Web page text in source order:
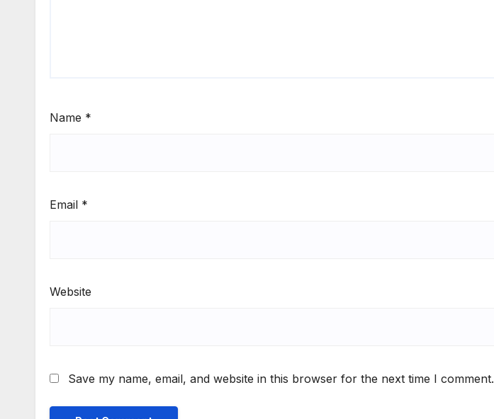
Name *
Email *
Website
Save my name, email, and website in this browser for the next time I comment.